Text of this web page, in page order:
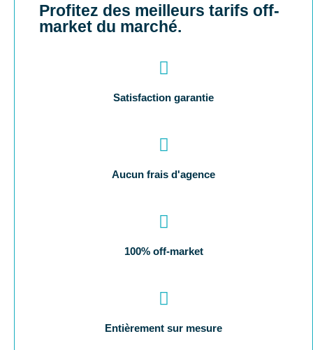
Profitez des meilleurs tarifs off-
market du marché.
Satisfaction garantie
Aucun frais d'agence
100% off-market
Entièrement sur mesure